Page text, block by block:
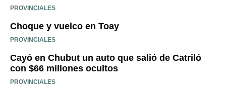
PROVINCIALES
Choque y vuelco en Toay
PROVINCIALES
Cayó en Chubut un auto que salió de Catriló
con $66 millones ocultos
PROVINCIALES